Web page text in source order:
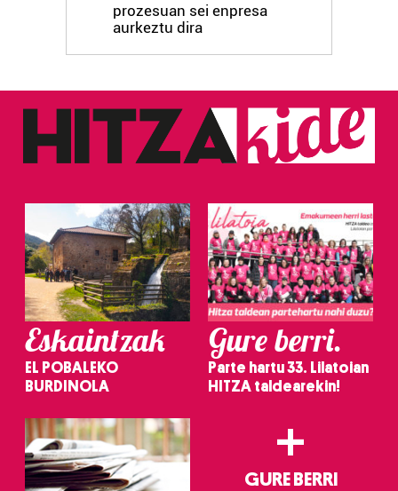
prozesuan sei enpresa
aurkeztu dira
Eskaintzak
EL POBALEKO
BURDINOLA
Gure berri.
Parte hartu 33. Lilatoian
HITZA taldearekin!
+
GURE BERRI